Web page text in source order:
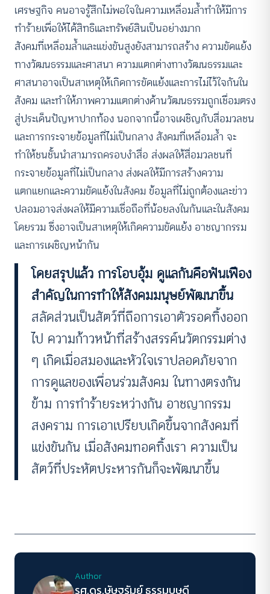
เศรษฐกิจ คนอาจรู้สึกไม่พอใจในความเหลื่อมล้ำทำให้มีการ
ทำร้ายเพื่อให้ได้สิทธิและทรัพย์สินเป็นอย่างมาก
สังคมที่เหลื่อมล้ำและแข่งขันสูงยังสามารถสร้าง ความขัดแย้ง
ทางวัฒนธรรมและศาสนา ความแตกต่างทางวัฒนธรรมและ
ศาสนาอาจเป็นสาเหตุให้เกิดการขัดแย้งและการไม่ไว้ใจกันใน
สังคม และทำให้ภาพความแตกต่างด้านวัฒนธรรมถูกเชื่อมตรง
สู่ประเด็นปัญหาปากท้อง นอกจากนี้อาจเผชิญกับสื่อมวลชน
และการกระจายข้อมูลที่ไม่เป็นกลาง สังคมที่เหลื่อมล้ำ จะ
ทำให้ชนชั้นนำสามารถครอบงำสื่อ ส่งผลให้สื่อมวลชนที่
กระจายข้อมูลที่ไม่เป็นกลาง ส่งผลให้มีการสร้างความ
แตกแยกและความขัดแย้งในสังคม ข้อมูลที่ไม่ถูกต้องและข่าว
ปลอมอาจส่งผลให้มีความเชื่อถือที่น้อยลงในกันและในสังคม
โดยรวม ซึ่งอาจเป็นสาเหตุให้เกิดความขัดแย้ง อาชญากรรม
และการเผชิญหน้ากัน
โดยสรุปแล้ว การโอบอุ้ม ดูแลกันคือฟันเฟือง
สำคัญในการทำให้สังคมมนุษย์พัฒนาขึ้น
สลัดส่วนเป็นสัตว์ที่ถือการเอาตัวรอดทิ้งออก
ไป ความก้าวหน้าที่สร้างสรรค์นวัตกรรมต่าง
ๆ เกิดเมื่อสมองและหัวใจเราปลอดภัยจาก
การดูแลของเพื่อนร่วมสังคม ในทางตรงกัน
ข้าม การทำร้ายระหว่างกัน อาชญากรรม
สงคราม การเอาเปรียบเกิดขึ้นจากสังคมที่
แข่งขันกัน เมื่อสังคมทอดทิ้งเรา ความเป็น
สัตว์ที่ประหัตประหารกันก็จะพัฒนาขึ้น
Author
รศ.ดร.ษัษฐรัมย์ ธรรมบุษดี